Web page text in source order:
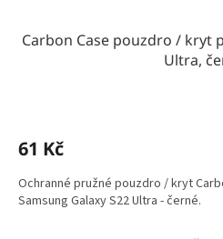
Carbon Case pouzdro / kryt
Ultra,
61 Kč
Ochranné pružné pouzdro / kryt
Samsung Galaxy S22 Ultra - černé.